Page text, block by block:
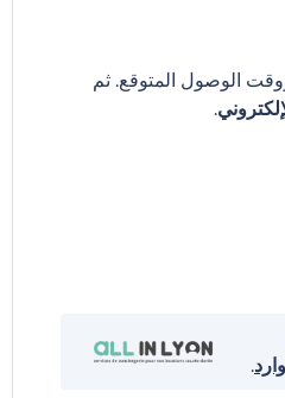
الوصول المتوقع. ثم
.
.